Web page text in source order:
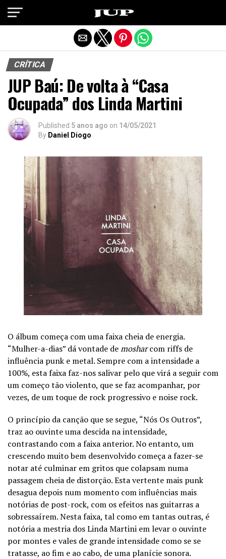
CRÍTICA
JUP Baú: De volta à “Casa
Ocupada” dos Linda Martini
Published 5 anos ago on 14/05/2021
By Daniel Diogo
O álbum começa com uma faixa cheia de energia.
“Mulher-a-dias” dá vontade demosharcom riffs de
influência punk e metal. Sempre com a intensidade a
100%, esta faixa faz-nos salivar pelo que virá a seguir com
um começo tão violento, que se faz acompanhar, por
vezes, de um toque de rock progressivo e noise rock.
O princípio da canção que se segue, “Nós Os Outros”,
traz ao ouvinte uma descida na intensidade,
contrastando com a faixa anterior. No entanto, um
crescendo muito bem desenvolvido começa a fazer-se
notar até culminar em gritos que colapsam numa
passagem cheia de distorção. Esta vertente mais punk
desagua depois num momento com influências mais
notórias de post-rock, com os efeitos nas guitarras a
sobressaírem. Nesta faixa, tal como em tantas outras, é
notória a mestria dos Linda Martini em levar o ouvinte
por montes e vales de grande intensidade como se se
tratasse, ao fim e ao cabo, de uma planície sonora.
Exit mobile version